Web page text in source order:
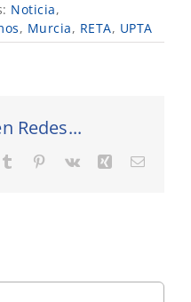
Noticia,
, Murcia, RETA, UPTA
Redes...
Tumblr Pinterest
Vk XingCorreo